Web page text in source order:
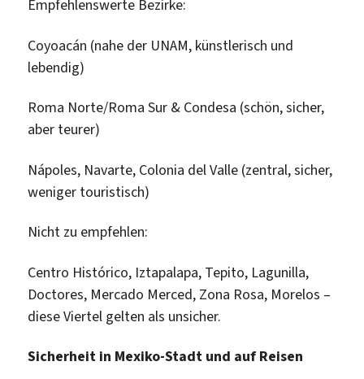
Empfehlenswerte Bezirke:
Coyoacán (nahe der UNAM, künstlerisch und
lebendig)
Roma Norte/Roma Sur & Condesa (schön, sicher,
aber teurer)
Nápoles, Navarte, Colonia del Valle (zentral, sicher,
weniger touristisch)
Nicht zu empfehlen:
Centro Histórico, Iztapalapa, Tepito, Lagunilla,
Doctores, Mercado Merced, Zona Rosa, Morelos –
diese Viertel gelten als unsicher.
Sicherheit in Mexiko-Stadt und auf Reisen